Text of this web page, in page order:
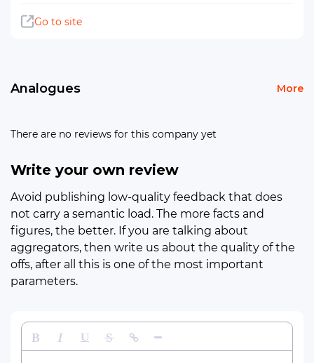
Go to site
Analogues More
There are no reviews for this company yet
Write your own review
Avoid publishing low-quality feedback that does
not carry a semantic load. The more facts and
figures, the better. If you are talking about
aggregators, then write us about the quality of the
offs, after all this is one of the most important
parameters.